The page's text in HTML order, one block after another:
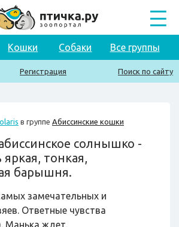
Кошки Собаки Все группы
Регистрация Поиск по сайту
в группе Абиссинские кошки
солнышко -
тонкая,
барышня.
замечательных и
Ответные чувства
Манька ждет.